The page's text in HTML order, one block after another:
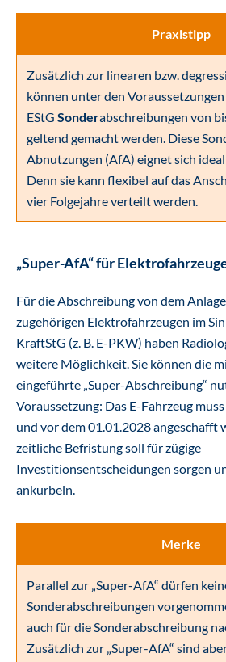
Praxistipp
Zusätzlich zur linearen bzw.
können unter den Voraussetzungen
EStG Sonderabschreibungen von
geltend gemacht werden. Diese
Abnutzungen (AfA) eignet sich
Denn sie kann flexibel auf das
vier Folgejahre verteilt werden.
„Super-AfA“ für
Für die Abschreibung von dem
zugehörigen Elektrofahrzeugen im
KraftStG (z. B. E-PKW) haben
weitere Möglichkeit. Sie können die
eingeführte „Super-Abschreibung“
Voraussetzung: Das E-Fahrzeug
und vor dem 01.01.2028 angeschafft
zeitliche Befristung soll für zügige
Investitionsentscheidungen sorgen
ankurbeln.
Merke
Parallel zur „Super-AfA“ dürfen
Sonderabschreibungen
auch für die Sonderabschreibung
Zusätzlich zur „Super-AfA“ sind